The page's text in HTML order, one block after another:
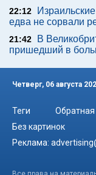
22:12
едва не сорвали
21:42
В
пришедший в
Четверг, 06 августа
Теги Обратная
Без картинок
Реклама: